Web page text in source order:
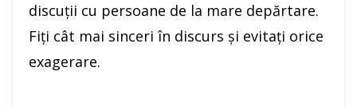
discuţii cu persoane de la mare depărtare.
Fiţi cât mai sinceri în discurs şi evitaţi orice
exagerare.